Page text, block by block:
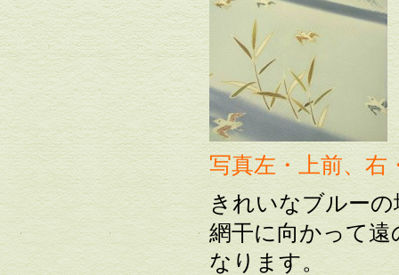
写真左・上前、右
きれいなブルー
網干に向かって
なります。